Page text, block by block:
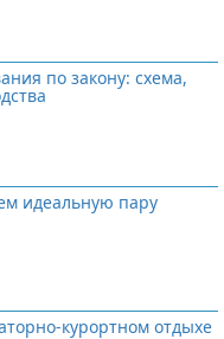
по закону: схема,
идеальную пару
курортном отдыхе